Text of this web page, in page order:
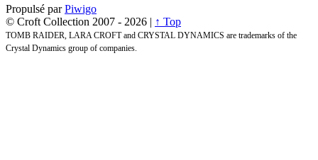
Propulsé parPiwigo
© Croft Collection 2007 - 2026 | ↑ Top
TOMB RAIDER, LARA CROFT and CRYSTAL DYNAMICS are trademarks of the
Crystal Dynamics group of companies.